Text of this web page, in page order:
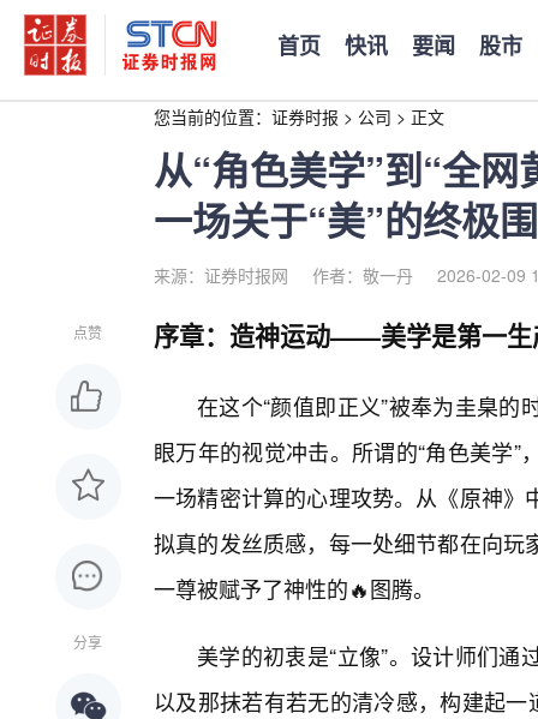
首页 快讯 要闻 股市
您当前的位置： 证券时报 > 公司 > 正文
从“角色美学”到“全
一场关于“美”的终极
来源：证券时报网 作者：敬一丹 2026-02-09
点赞
分享
序章：造神运动——美学是第一
在这个“颜值即正义”被奉为圭臬
眼万年的视觉冲击。所谓的“角色美学
一场精密计算的心理攻势。从《原神
拟真的发丝质感，每一处细节都在向
一尊被赋予了神性的🔥图腾。
美学的初衷是“立像”。设计师们
以及那抹若有若无的清冷感，构建起